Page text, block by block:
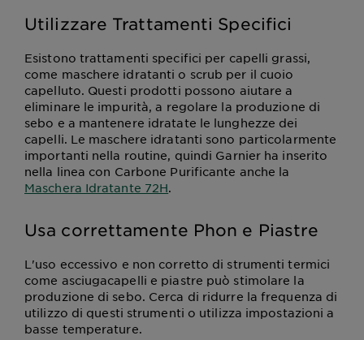
Utilizzare Trattamenti Specifici
Esistono trattamenti specifici per capelli grassi,
come maschere idratanti o scrub per il cuoio
capelluto. Questi prodotti possono aiutare a
eliminare le impurità, a regolare la produzione di
sebo e a mantenere idratate le lunghezze dei
capelli. Le maschere idratanti sono particolarmente
importanti nella routine, quindi Garnier ha inserito
nella linea con Carbone Purificante anche la
Maschera Idratante 72H.
Usa correttamente Phon e Piastre
L'uso eccessivo e non corretto di strumenti termici
come asciugacapelli e piastre può stimolare la
produzione di sebo. Cerca di ridurre la frequenza di
utilizzo di questi strumenti o utilizza impostazioni a
basse temperature.